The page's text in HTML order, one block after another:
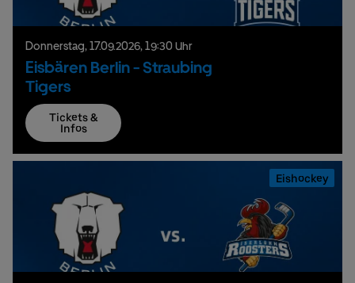
Donnerstag,17.09.2026,19:30 Uhr
Eisbären Berlin - Straubing
Tigers
Tickets &
Infos
Eishockey